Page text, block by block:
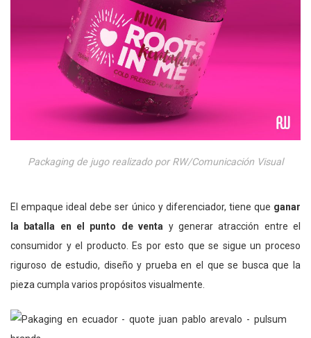
Packaging de jugo realizado por RW/Comunicación Visual
El empaque ideal debe ser único y diferenciador, tiene que ganar
la batalla en el punto de venta y generar atracción entre el
consumidor y el producto. Es por esto que se sigue un proceso
riguroso de estudio, diseño y prueba en el que se busca que la
pieza cumpla varios propósitos visualmente.